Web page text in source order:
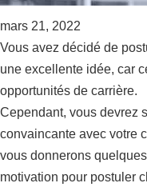
mars 21, 2022
Vous avez décidé de
une excellente idée, car
opportunités de carrière.
Cependant, vous devrez
convaincante avec votre
vous donnerons
motivation pour postuler